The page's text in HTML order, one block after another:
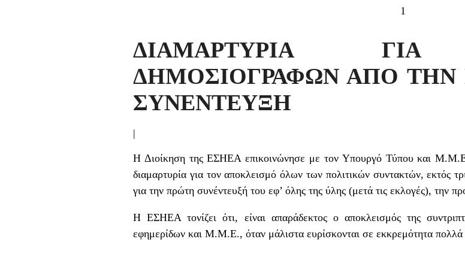
1
ΔΙΑΜΑΡΤΥΡΙΑ ΓΙΑ
ΔΗΜΟΣΙΟΓΡΑΦΩΝ ΑΠΟ ΤΗΝ
ΣΥΝΕΝΤΕΥΞΗ
|
Η Διοίκηση της ΕΣΗΕΑ επικοινώνησε με τον Υπουργό Τύπου και
διαμαρτυρία για τον αποκλεισμό όλων των πολιτικών συντακτών, εκτός
για την πρώτη συνέντευξή του εφ’ όλης της ύλης (μετά τις εκλογές), την
Η ΕΣΗΕΑ τονίζει ότι, είναι απαράδεκτος ο αποκλεισμός της
εφημερίδων και Μ.Μ.Ε., όταν μάλιστα ευρίσκονται σε εκκρεμότητα πολλά